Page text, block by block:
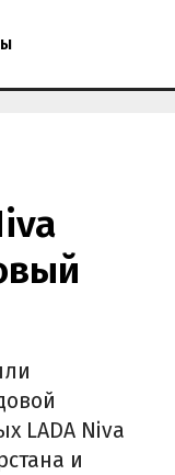
LADA Niva
и